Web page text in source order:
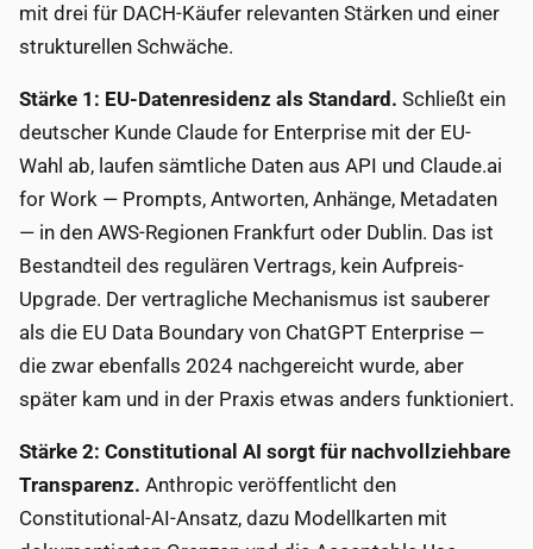
mit drei für DACH-Käufer relevanten Stärken und einer
strukturellen Schwäche.
Stärke 1: EU-Datenresidenz als Standard. Schließt ein
deutscher Kunde Claude for Enterprise mit der EU-
Wahl ab, laufen sämtliche Daten aus API und Claude.ai
for Work — Prompts, Antworten, Anhänge, Metadaten
— in den AWS-Regionen Frankfurt oder Dublin. Das ist
Bestandteil des regulären Vertrags, kein Aufpreis-
Upgrade. Der vertragliche Mechanismus ist sauberer
als die EU Data Boundary von ChatGPT Enterprise —
die zwar ebenfalls 2024 nachgereicht wurde, aber
später kam und in der Praxis etwas anders funktioniert.
Stärke 2: Constitutional AI sorgt für nachvollziehbare
Transparenz. Anthropic veröffentlicht den
Constitutional-AI-Ansatz, dazu Modellkarten mit